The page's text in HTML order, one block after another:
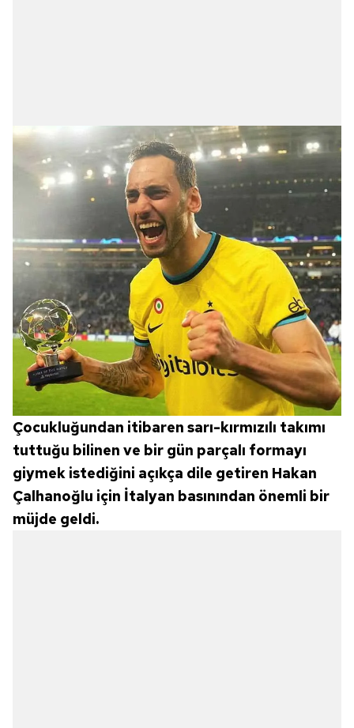
Çocukluğundan itibaren sarı-kırmızılı takımı
tuttuğu bilinen ve bir gün parçalı formayı
giymek istediğini açıkça dile getiren Hakan
Çalhanoğlu için İtalyan basınından önemli bir
müjde geldi.